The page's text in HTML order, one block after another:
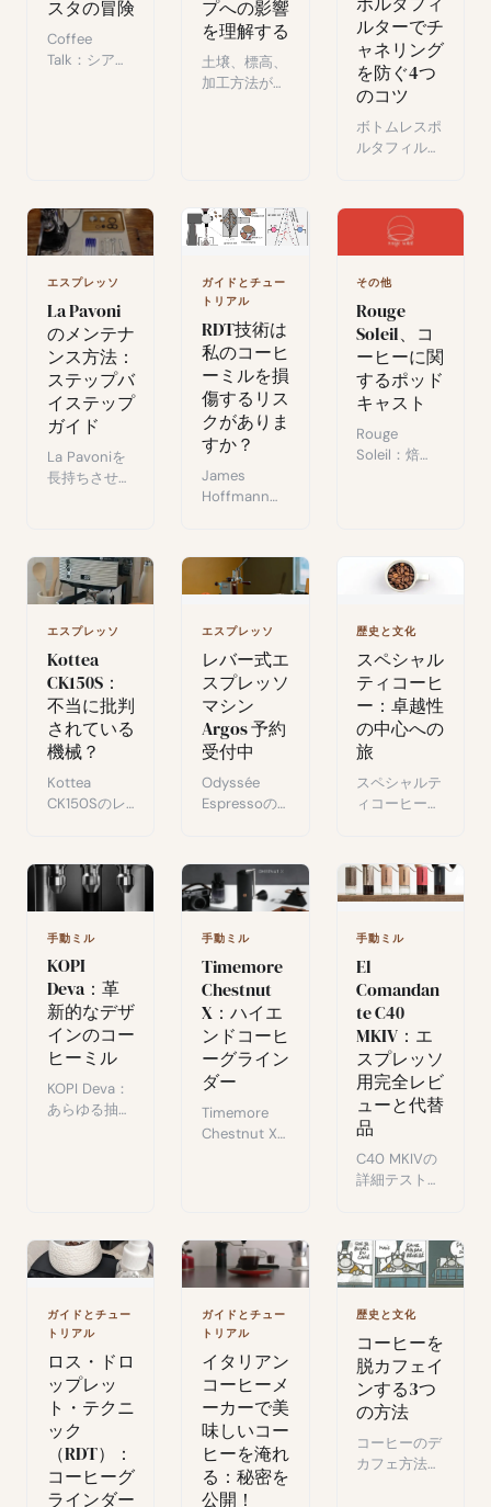
スタの冒険
Coffee
Talk：シアト
物を提供する
lo-fi雰囲気の
ゲーム。
プへの影響
を理解する
土壌、標高、
加工方法がコ
解するガイ
ド。
ルターでチ
ャネリング
を防ぐ4つ
のコツ
ボトムレスポ
ルタフィルタ
法：均一なエ
スプレッソ抽
出のための4
つのコツ。
エスプレッソ
La Pavoni
のメンテナ
ンス方法：
ステップバ
イステップ
ガイド
La Pavoniを
長持ちさせる
キン交換、ク
リーニングの
手順。
ガイドとチュー
トリアル
RDT技術は
私のコーヒ
ーミルを損
傷するリス
クがありま
すか？
James
Hoffmannが
挽き時に水を
加えることで
コーヒー抽出
を変える方
法。
その他
Rouge
Soleil、コ
ーヒーに関
するポッド
キャスト
Rouge
Soleil：焙
語を探るコー
ヒーポッドキ
エスプレッソ
Kottea
CK150S：
不当に批判
されている
機械？
Kottea
CK150Sのレ
向けたコスパ
の良い手頃な
エスプレッソ
マシン。
エスプレッソ
レバー式エ
スプレッソ
マシン
Argos 予約
受付中
Odyssée
Espressoの
コンパクト
さ、デザイン
を求めるコー
ヒー愛好家向
けの革新的な
レバーマシ
ン。
歴史と文化
スペシャル
ティコーヒ
ー：卓越性
の中心への
旅
スペシャルテ
ィコーヒーガ
ロースターが
テロワールを
引き出す方
法、エチオピ
アからコロン
ビアまで。
手動ミル
KOPI
Deva：革
新的なデザ
インのコー
ヒーミル
KOPI Deva：
あらゆる抽出
クなクラウド
ファンディン
手動ミル
Timemore
Chestnut
X：ハイエ
ンドコーヒ
ーグライン
ダー
Timemore
Chestnut X
調整システ
ム。エスプレ
ッソとフィル
向けプレミア
ム手動グライ
ンダー。
手動ミル
El
Comandan
te C40
MKIV：エ
スプレッソ
用完全レビ
ューと代替
品
C40 MKIVの
詳細テスト：
調整機能、卓
越した挽き品
質。エスプレ
ッソ向けハン
ドグラインダ
ーの基準モデ
ル。
ガイドとチュー
トリアル
ロス・ドロ
ップレッ
ト・テクニ
ック
（RDT）：
コーヒーグ
ラインダー
ガイドとチュー
トリアル
イタリアン
コーヒーメ
ーカーで美
味しいコー
ヒーを淹れ
る：秘密を
公開！
歴史と文化
コーヒーを
脱カフェイ
ンする3つ
の方法
コーヒーのデ
カフェ方法：